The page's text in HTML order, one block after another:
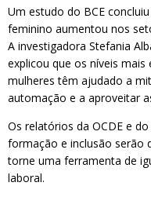
Um estudo do BCE
feminino aumentou nos
A investigadora Stefania
explicou que os níveis
mulheres têm ajudado a
automação e a aproveitar
Os relatórios da OCDE e
formação e inclusão serão
torne uma ferramenta de
laboral.